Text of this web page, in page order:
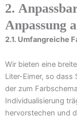
2.
Anpassung
2.1. Umfangreiche
Wir bieten eine
Liter-Eimer, so
der zum
Individualisierung
hervorstechen und